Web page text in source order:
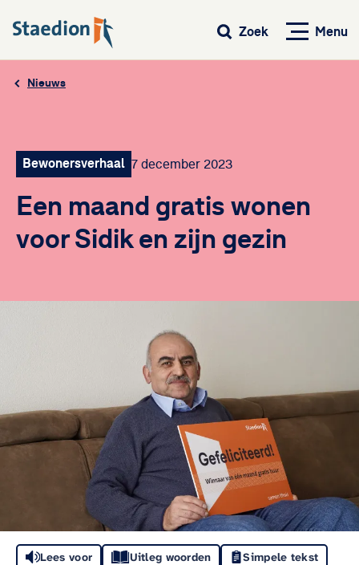
Menu
Zoek
Nieuws
Bewonersverhaal 7 december 2023
Een maand gratis wonen
voor Sidik en zijn gezin
Lees voor Uitleg woorden Simpele tekst